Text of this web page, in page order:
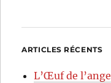
ARTICLES RÉCENTS
L’Œuf de l’ange